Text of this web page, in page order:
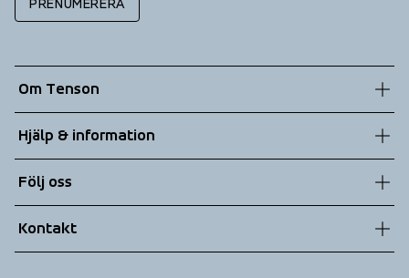
Om Tenson
Hållbarhet
Teknologier
Hjälp & information
Allmänna villkor
Returer
Följ oss
Kontakt